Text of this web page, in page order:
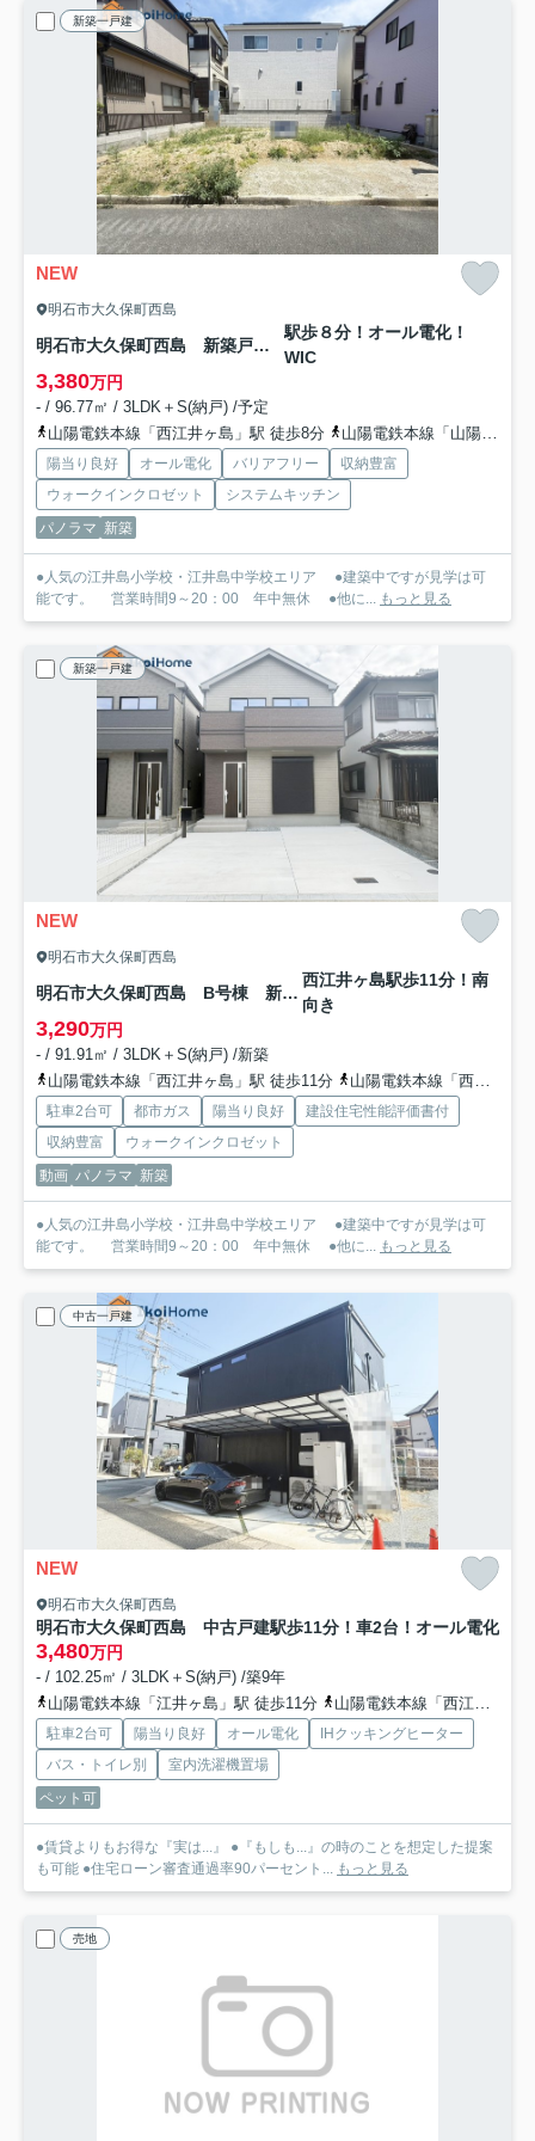
新築一戸建
NEW
明石市大久保町西島
明石市大久保町西島 新築戸建
駅歩８分！オール電化！
WIC
3,380万円
- / 96.77㎡ / 3LDK＋S(納戸) /予定
山陽電鉄本線「西江井ヶ島」駅 徒歩8分
山陽電鉄本線「山陽魚住」駅 徒歩14分
陽当り良好 オール電化 バリアフリー
収納豊富
ウォークインクロゼット
システムキッチン
パノラマ 新築
●人気の江井島小学校・江井島中学校エリア ●建築中ですが見学は可
能です。 営業時間9～20：00 年中無休 ●他に... もっと見る
新築一戸建
NEW
明石市大久保町西島
明石市大久保町西島 B号棟 新築戸建
西江井ヶ島駅歩11分！南
向き
3,290万円
- / 91.91㎡ / 3LDK＋S(納戸) /新築
山陽電鉄本線「西江井ヶ島」駅 徒歩11分
山陽電鉄本線「西江井ヶ島」駅 徒歩11分
駐車2台可 都市ガス 陽当り良好
建設住宅性能評価書付
収納豊富
ウォークインクロゼット
動画 パノラマ 新築
●人気の江井島小学校・江井島中学校エリア ●建築中ですが見学は可
能です。 営業時間9～20：00 年中無休 ●他に... もっと見る
中古一戸建
NEW
明石市大久保町西島
明石市大久保町西島 中古戸建駅歩11分！車2台！オール電化
3,480万円
- / 102.25㎡ / 3LDK＋S(納戸) /築9年
山陽電鉄本線「江井ヶ島」駅 徒歩11分
山陽電鉄本線「西江井ヶ島」駅 徒歩14分
駐車2台可 陽当り良好 オール電化
IHクッキングヒーター
バス・トイレ別
室内洗濯機置場
ペット可
●賃貸よりもお得な『実は...』 ●『もしも...』の時のことを想定した提案
も可能 ●住宅ローン審査通過率90パーセント... もっと見る
売地